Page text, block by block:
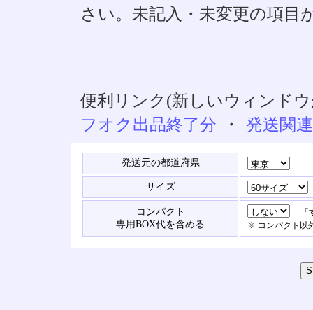
さい。未記入・未変更の項目
便利リンク(新しいウィンド
フオク出品終了分
・ 発送関
発送元の都道府県
サイズ
コンパクト
専用BOX代を含める
「
※ コンパクト以